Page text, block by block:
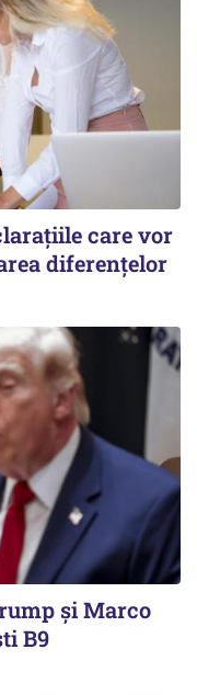
care vor
diferențelor
şi Marco
B9